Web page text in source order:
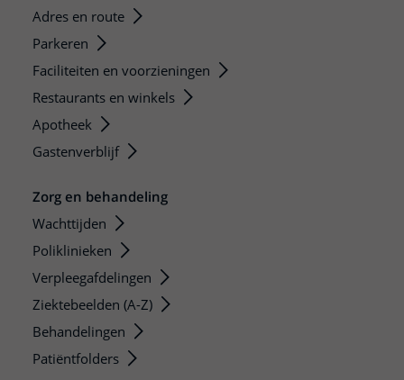
Adres en route
Parkeren
Faciliteiten en voorzieningen
Restaurants en winkels
Apotheek
Gastenverblijf
Zorg en behandeling
Wachttijden
Poliklinieken
Verpleegafdelingen
Ziektebeelden (A-Z)
Behandelingen
Patiëntfolders